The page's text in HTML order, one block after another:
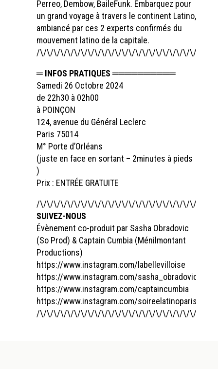
Perreo, Dembow, BaileFunk. Embarquez pour
un grand voyage à travers le continent Latino,
ambiancé par ces 2 experts confirmés du
mouvement latino de la capitale.
/\/\/\/\/\/\/\/\/\/\/\/\/\/\/\/\/\/\/\/\/\/\/\/\/\/
═ INFOS PRATIQUES ══════════
Samedi 26 Octobre 2024
de 22h30 à 02h00
à POINÇON
124, avenue du Général Leclerc
Paris 75014
M° Porte d’Orléans
(juste en face en sortant – 2minutes à pieds
)
Prix : ENTRÉE GRATUITE
/\/\/\/\/\/\/\/\/\/\/\/\/\/\/\/\/\/\/\/\/\/\/\/\/\/
SUIVEZ-NOUS
Évènement co-produit par Sasha Obradovic
(So Prod) & Captain Cumbia (Ménilmontant
Productions)
https://www.instagram.com/labellevilloise
https://www.instagram.com/sasha_obradovic
https://www.instagram.com/captaincumbia
https://www.instagram.com/soireelatinoparis
/\/\/\/\/\/\/\/\/\/\/\/\/\/\/\/\/\/\/\/\/\/\/\/\/\/